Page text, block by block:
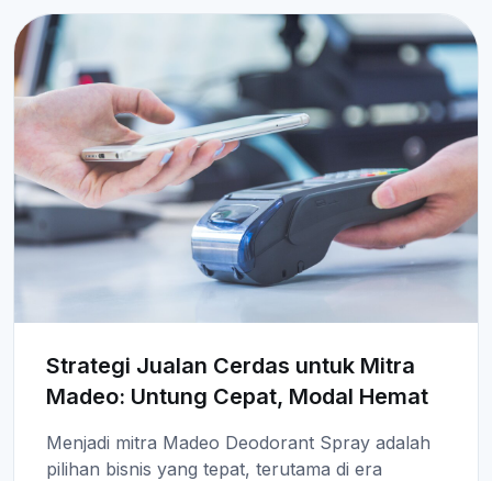
Strategi Jualan Cerdas untuk Mitra
Madeo: Untung Cepat, Modal Hemat
Menjadi mitra Madeo Deodorant Spray adalah
pilihan bisnis yang tepat, terutama di era